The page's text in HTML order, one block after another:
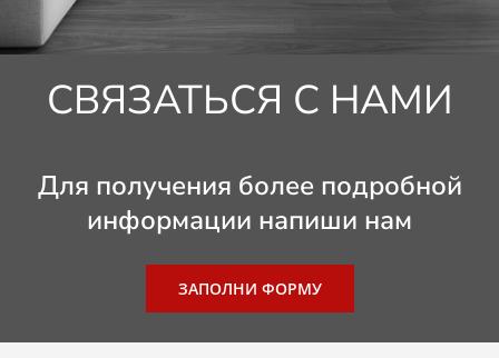
СВЯЗАТЬСЯ С НАМИ
Для получения более подробной
информации напиши нам
ЗАПОЛНИ ФОРМУ